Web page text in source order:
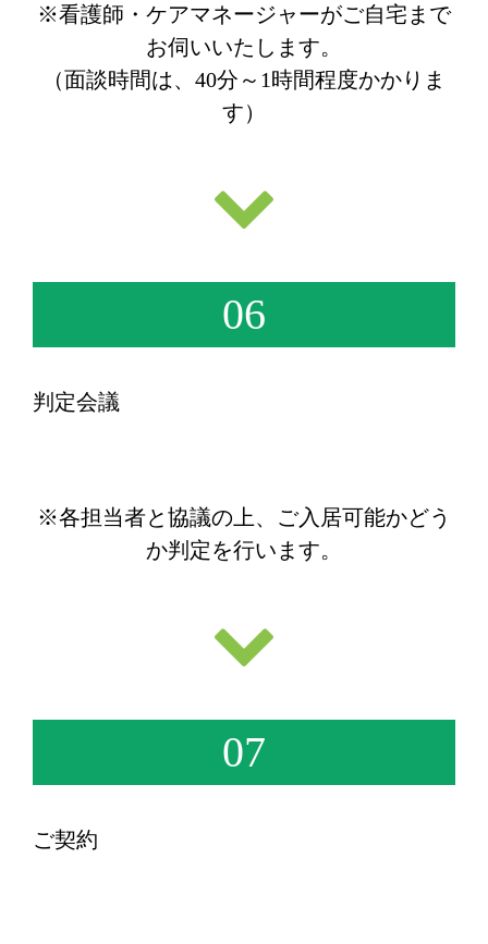
※看護師・ケアマネージャーがご自宅まで
お伺いいたします。
（面談時間は、40分～1時間程度かかりま
す）
06
判定会議
※各担当者と協議の上、ご入居可能かどう
か判定を行います。
07
ご契約